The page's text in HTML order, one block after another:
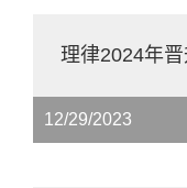
理律2024年
12/29/2023